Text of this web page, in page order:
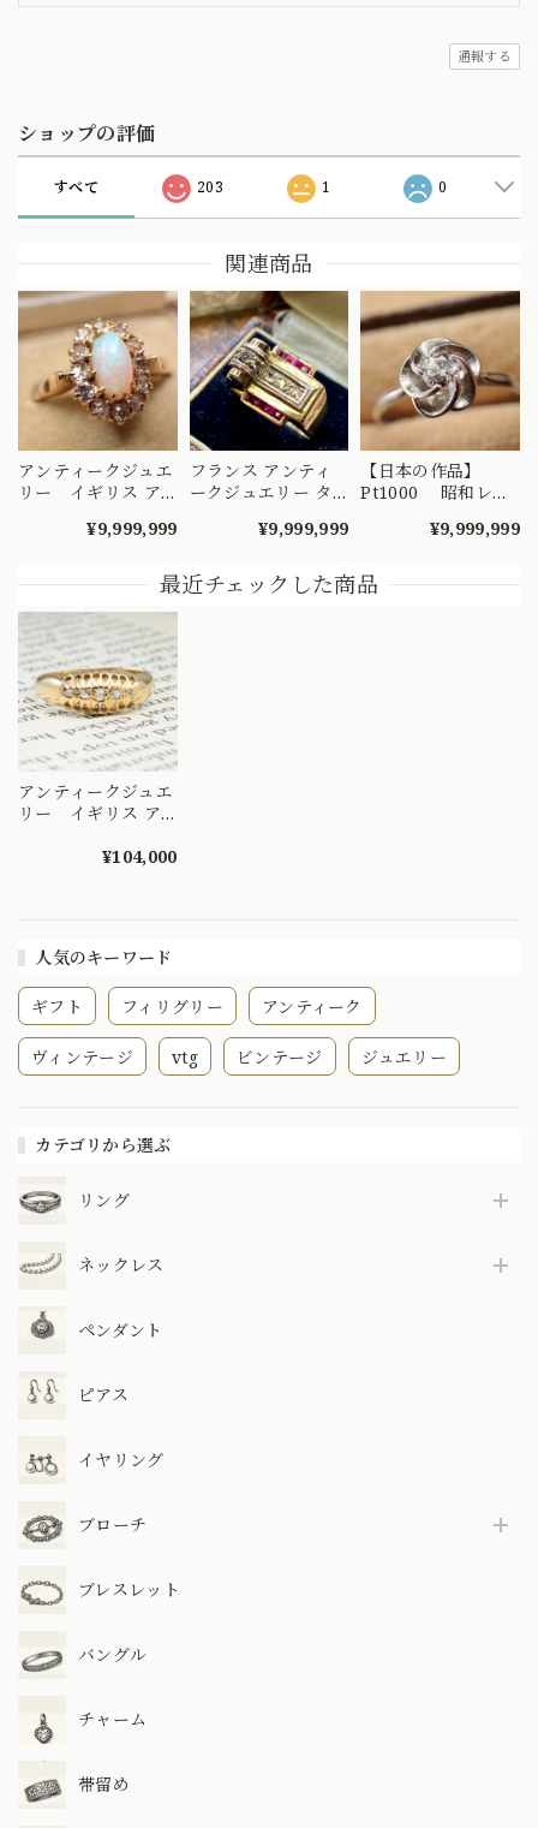
人気のキーワード
ギフト フィリグリー アンティーク
ヴィンテージ vtg ビンテージ ジュエリー
カテゴリから選ぶ
リング
ネックレス
ペンダント
ピアス
イヤリング
ブローチ
ブレスレット
バングル
チャーム
帯留め
通報する
ショップの評価
すべて 203 1 0
関連商品
アンティークジュエ
リー イギリス ア
エッジ技法 クラス
イン リング K18 オ
パール ダイヤモン
ド 〜オパールとダ
イヤのお花の様なデ
ザイン〜 DR00689
¥9,999,999
フランス アンティ
ークジュエリー タ
ルドカットダイヤモ
レカット ゴールド
コンビカラーリン
¥9,999,999
【日本の作品】
Pt1000 昭和レト
リング 捻り梅
り 吉祥文様 ～
楚々とした可憐な華
¥9,999,999
最近チェックした商品
アンティークジュエ
リー イギリス ア
5stone リング K18
¥104,000